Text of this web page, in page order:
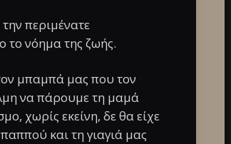
περιμένατε
το νόημα της ζωής.
μπαμπά μας που τον
να πάρουμε τη μαμά
χωρίς εκείνη, δε θα είχε
και τη γιαγιά μας